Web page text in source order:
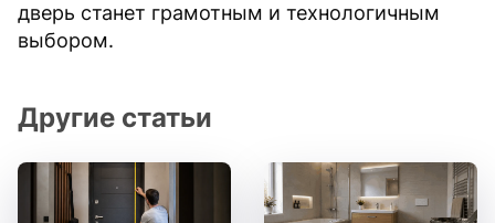
дверь станет грамотным и технологичным
выбором.
Другие статьи